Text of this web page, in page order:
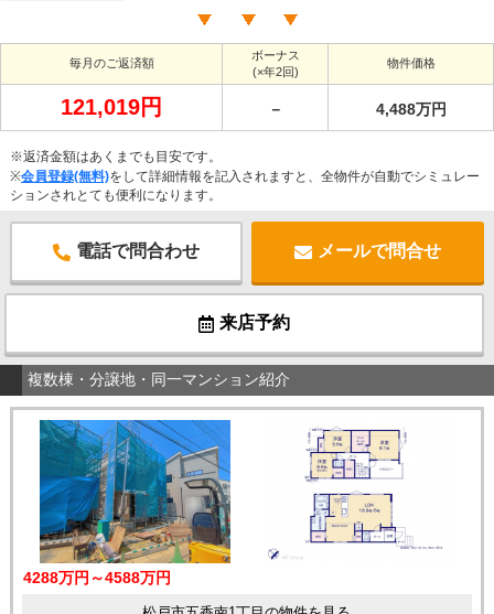
毎月のご返済額
ボーナス
(×年2回)
物件価格
121,019円 － 4,488万円
※返済金額はあくまでも目安です。
※会員登録(無料)をして詳細情報を記入されますと、全物件が自動でシミュレー
ションされとても便利になります。
電話で問合わせ メールで問合せ
来店予約
複数棟・分譲地・同一マンション紹介
4288万円～4588万円